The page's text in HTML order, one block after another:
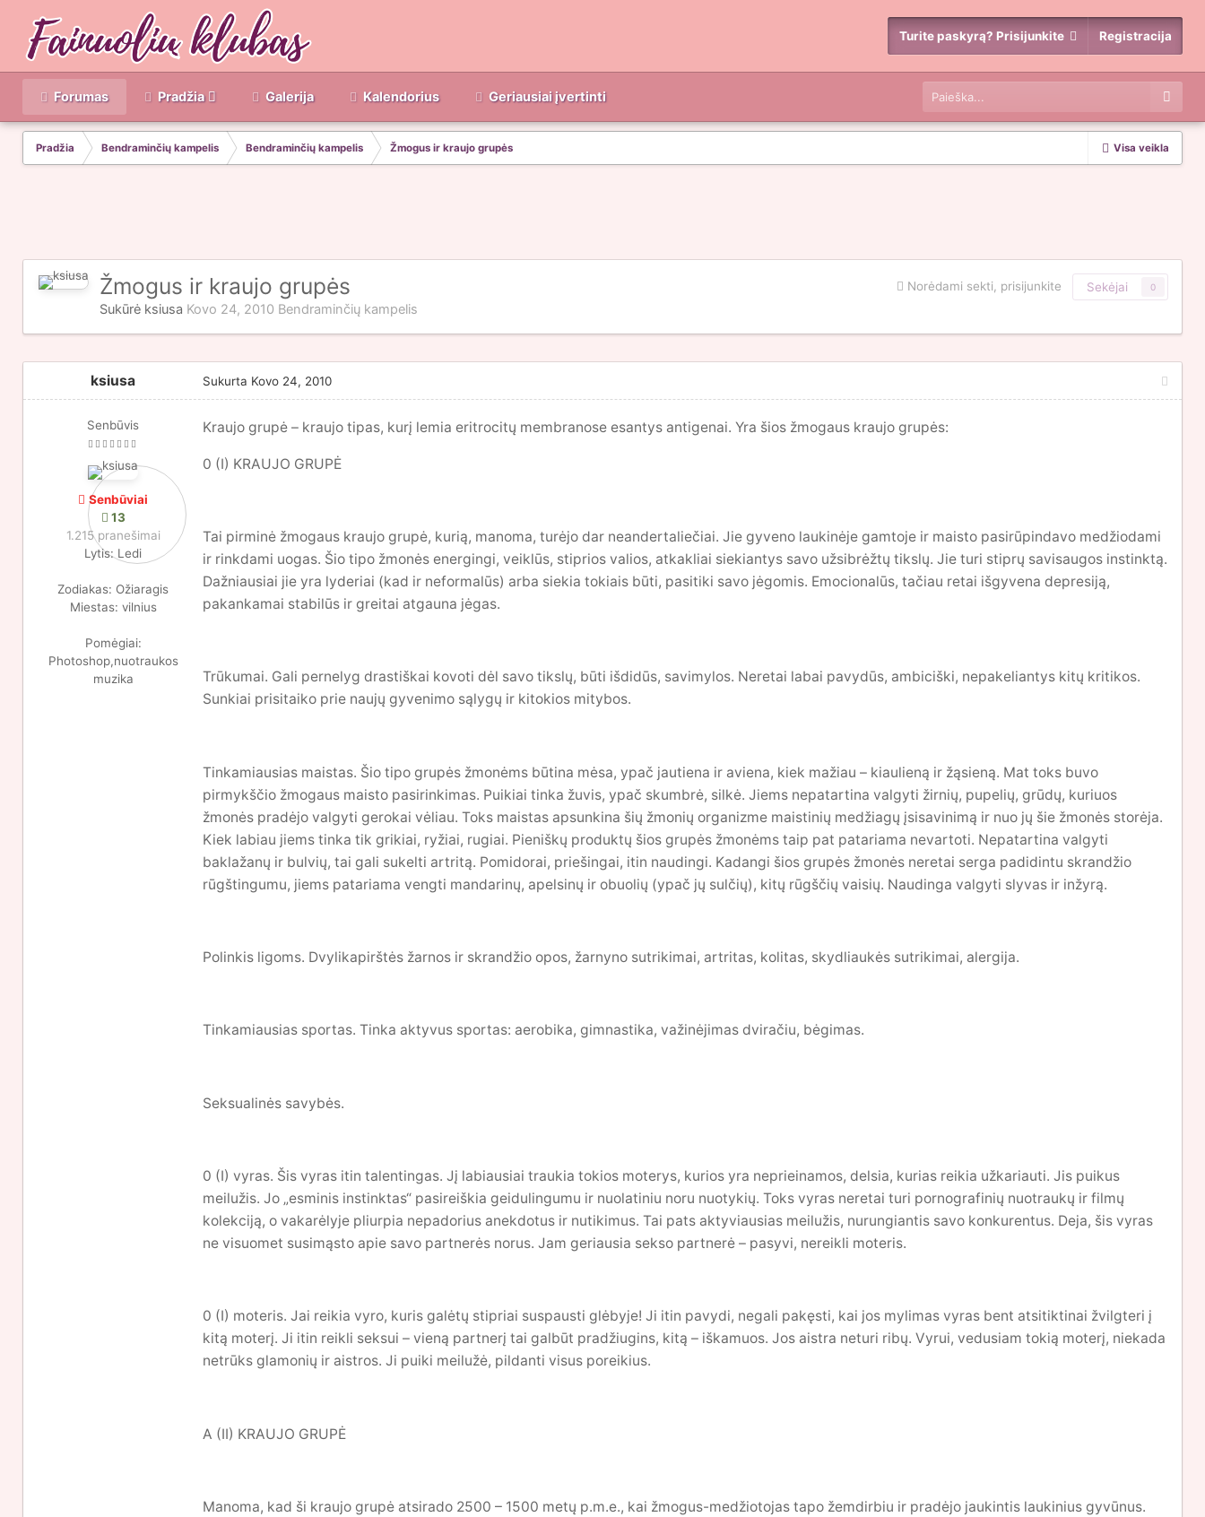
Turite paskyrą? Prisijunkite Registracija
Forumas Pradžia Galerija Kalendorius Geriausiai įvertinti
Visa veikla
Pradžia Bendraminčių kampelis Bendraminčių kampelis Žmogus ir kraujo grupės
Norėdami sekti, prisijunkite Sekėjai 0
Žmogus ir kraujo grupės
Sukūrė ksiusa Kovo 24, 2010 Bendraminčių kampelis
ksiusa
Senbūvis
Senbūviai
13
1.215 pranešimai
Lytis: Ledi
Zodiakas: Ožiaragis
Miestas: vilnius
Pomėgiai:
Photoshop,nuotraukos
muzika
Sukurta Kovo 24, 2010
Kraujo grupė – kraujo tipas, kurį lemia eritrocitų membranose esantys antigenai. Yra šios žmogaus kraujo grupės:
0 (I) KRAUJO GRUPĖ
Tai pirminė žmogaus kraujo grupė, kurią, manoma, turėjo dar neandertaliečiai. Jie gyveno laukinėje gamtoje ir maisto pasirūpindavo medžiodami
ir rinkdami uogas. Šio tipo žmonės energingi, veiklūs, stiprios valios, atkakliai siekiantys savo užsibrėžtų tikslų. Jie turi stiprų savisaugos instinktą.
Dažniausiai jie yra lyderiai (kad ir neformalūs) arba siekia tokiais būti, pasitiki savo jėgomis. Emocionalūs, tačiau retai išgyvena depresiją,
pakankamai stabilūs ir greitai atgauna jėgas.
Trūkumai. Gali pernelyg drastiškai kovoti dėl savo tikslų, būti išdidūs, savimylos. Neretai labai pavydūs, ambiciški, nepakeliantys kitų kritikos.
Sunkiai prisitaiko prie naujų gyvenimo sąlygų ir kitokios mitybos.
Tinkamiausias maistas. Šio tipo grupės žmonėms būtina mėsa, ypač jautiena ir aviena, kiek mažiau – kiaulieną ir žąsieną. Mat toks buvo
pirmykščio žmogaus maisto pasirinkimas. Puikiai tinka žuvis, ypač skumbrė, silkė. Jiems nepatartina valgyti žirnių, pupelių, grūdų, kuriuos
žmonės pradėjo valgyti gerokai vėliau. Toks maistas apsunkina šių žmonių organizme maistinių medžiagų įsisavinimą ir nuo jų šie žmonės storėja.
Kiek labiau jiems tinka tik grikiai, ryžiai, rugiai. Pieniškų produktų šios grupės žmonėms taip pat patariama nevartoti. Nepatartina valgyti
baklažanų ir bulvių, tai gali sukelti artritą. Pomidorai, priešingai, itin naudingi. Kadangi šios grupės žmonės neretai serga padidintu skrandžio
rūgštingumu, jiems patariama vengti mandarinų, apelsinų ir obuolių (ypač jų sulčių), kitų rūgščių vaisių. Naudinga valgyti slyvas ir inžyrą.
Polinkis ligoms. Dvylikapirštės žarnos ir skrandžio opos, žarnyno sutrikimai, artritas, kolitas, skydliaukės sutrikimai, alergija.
Tinkamiausias sportas. Tinka aktyvus sportas: aerobika, gimnastika, važinėjimas dviračiu, bėgimas.
Seksualinės savybės.
0 (I) vyras. Šis vyras itin talentingas. Jį labiausiai traukia tokios moterys, kurios yra neprieinamos, delsia, kurias reikia užkariauti. Jis puikus
meilužis. Jo „esminis instinktas“ pasireiškia geidulingumu ir nuolatiniu noru nuotykių. Toks vyras neretai turi pornografinių nuotraukų ir filmų
kolekciją, o vakarėlyje pliurpia nepadorius anekdotus ir nutikimus. Tai pats aktyviausias meilužis, nurungiantis savo konkurentus. Deja, šis vyras
ne visuomet susimąsto apie savo partnerės norus. Jam geriausia sekso partnerė – pasyvi, nereikli moteris.
0 (I) moteris. Jai reikia vyro, kuris galėtų stipriai suspausti glėbyje! Ji itin pavydi, negali pakęsti, kai jos mylimas vyras bent atsitiktinai žvilgteri į
kitą moterį. Ji itin reikli seksui – vieną partnerį tai galbūt pradžiugins, kitą – iškamuos. Jos aistra neturi ribų. Vyrui, vedusiam tokią moterį, niekada
netrūks glamonių ir aistros. Ji puiki meilužė, pildanti visus poreikius.
A (II) KRAUJO GRUPĖ
Manoma, kad ši kraujo grupė atsirado 2500 – 1500 metų p.m.e., kai žmogus-medžiotojas tapo žemdirbiu ir pradėjo jaukintis laukinius gyvūnus.